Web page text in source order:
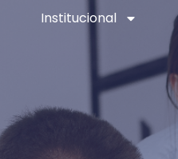
Institucional